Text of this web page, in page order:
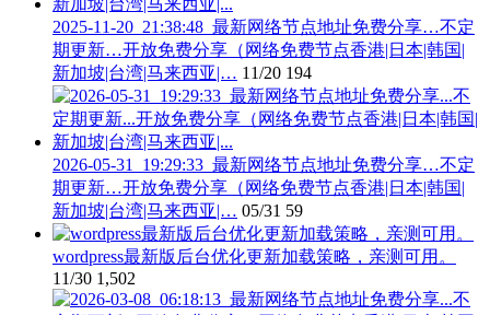
2025-11-20_21:38:48_最新网络节点地址免费分享…不定
期更新…开放免费分享（网络免费节点香港|日本|韩国|
新加坡|台湾|马来西亚|… 11/20 194
2026-05-31_19:29:33_最新网络节点地址免费分享…不定
期更新…开放免费分享（网络免费节点香港|日本|韩国|
新加坡|台湾|马来西亚|… 05/31 59
wordpress最新版后台优化更新加载策略，亲测可用。
11/30 1,502